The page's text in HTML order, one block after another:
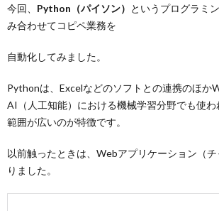
今回、 Python（パイソン） というプログラミ
み合わせてコピペ業務を
自動化してみました。
Pythonは、Excelなどのソフトとの連携のほか
AI（人工知能）における機械学習分野でも使
範囲が広いのが特徴です。
以前触ったときは、Webアプリケーション（
りました。